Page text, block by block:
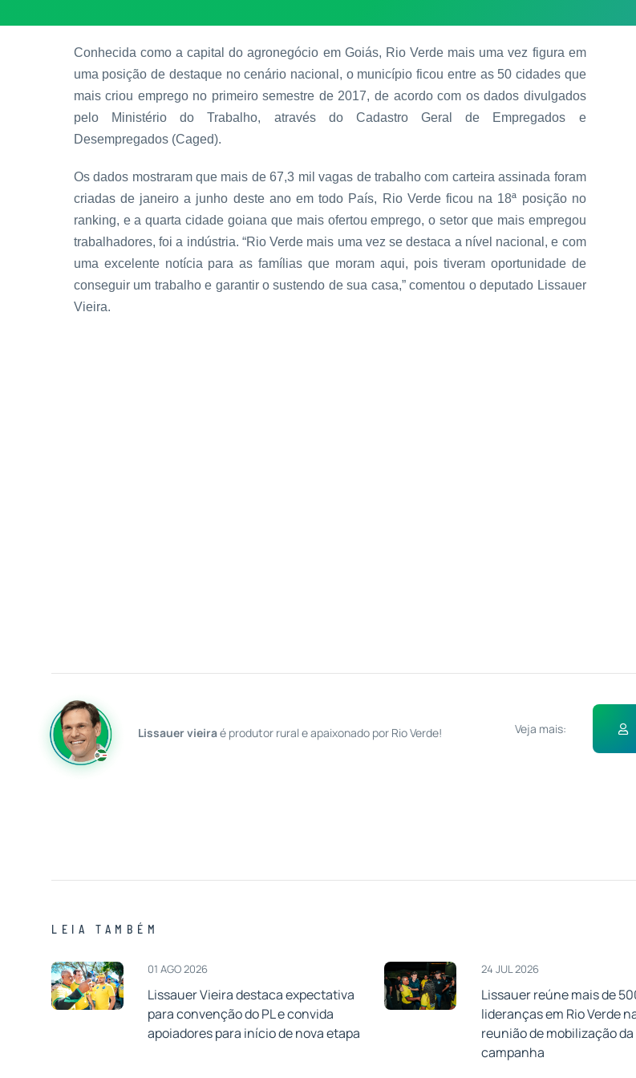
Conhecida como a capital do agronegócio em Goiás, Rio Verde mais uma vez figura em
uma posição de destaque no cenário nacional, o município ficou entre as 50 cidades que
mais criou emprego no primeiro semestre de 2017, de acordo com os dados divulgados
pelo Ministério do Trabalho, através do Cadastro Geral de Empregados e
Desempregados (Caged).
Os dados mostraram que mais de 67,3 mil vagas de trabalho com carteira assinada foram
criadas de janeiro a junho deste ano em todo País, Rio Verde ficou na 18ª posição no
ranking, e a quarta cidade goiana que mais ofertou emprego, o setor que mais empregou
trabalhadores, foi a indústria. “Rio Verde mais uma vez se destaca a nível nacional, e com
uma excelente notícia para as famílias que moram aqui, pois tiveram oportunidade de
conseguir um trabalho e garantir o sustendo de sua casa,” comentou o deputado Lissauer
Vieira.
Lissauer vieiraé produtor rural e apaixonado por Rio Verde! Veja mais:
LEIA TAMBÉM
01 AGO 2026
Lissauer Vieira destaca expectativa
para convenção do PL e convida
apoiadores para início de nova etapa
24 JUL 2026
Lissauer reúne mais de
lideranças em Rio Verde na
reunião de mobilização
campanha